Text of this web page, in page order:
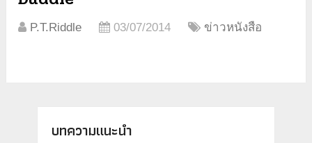
P.T.Riddle 03/07/2014 ข่าวหนังสือ
บทความแนะนำ